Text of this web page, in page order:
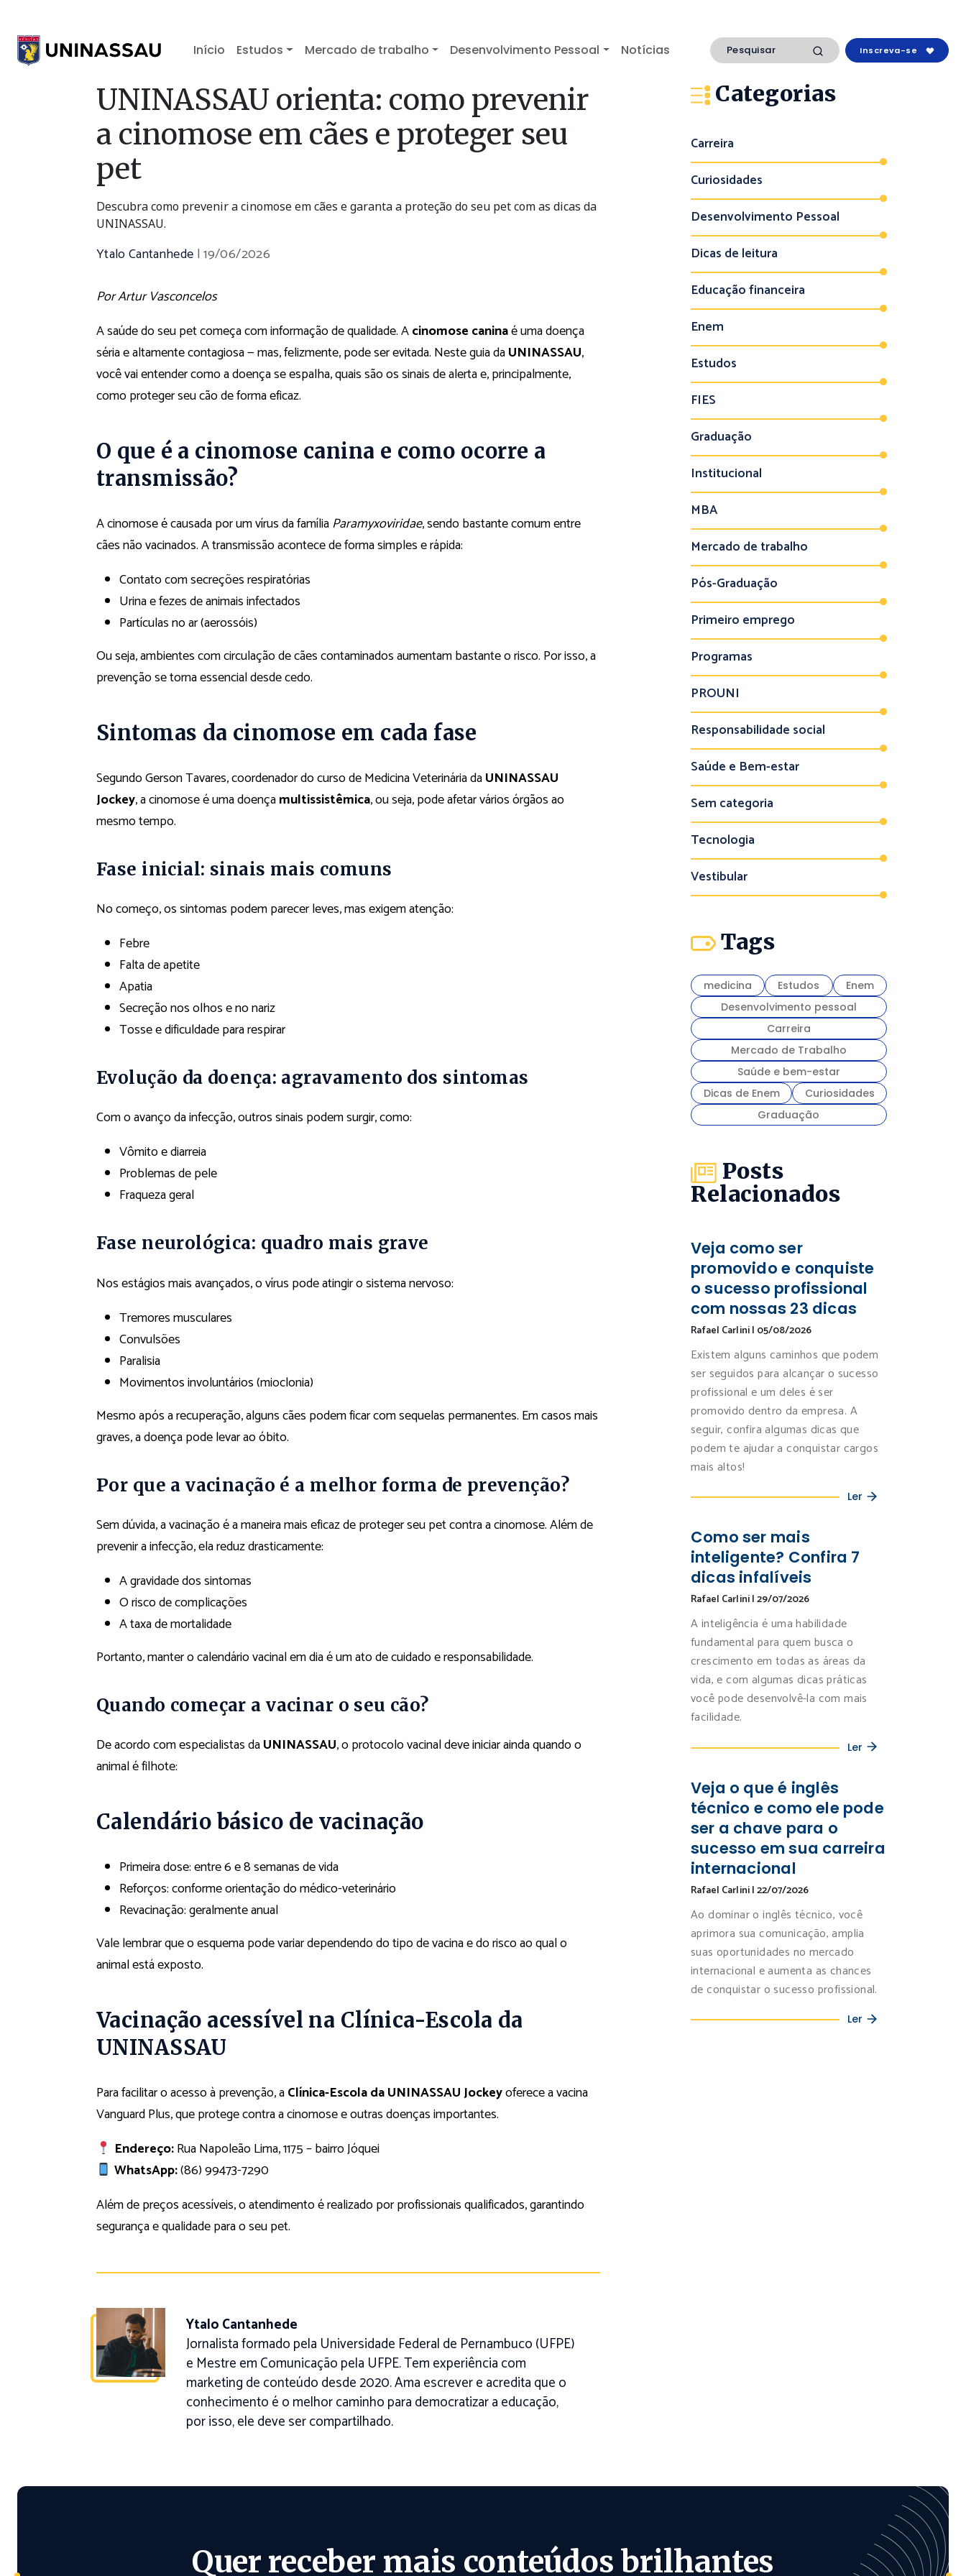
Início Estudos Mercado de trabalho Desenvolvimento Pessoal Notícias Inscreva-se
UNINASSAU orienta: como prevenir
a cinomose em cães e proteger seu
pet
Descubra como prevenir a cinomose em cães e garanta a proteção do seu pet com as dicas da
UNINASSAU.
Ytalo Cantanhede |19/06/2026
Por Artur Vasconcelos
A saúde do seu pet começa com informação de qualidade. Acinomose caninaé uma doença
séria e altamente contagiosa — mas, felizmente, pode ser evitada. Neste guia daUNINASSAU,
você vai entender como a doença se espalha, quais são os sinais de alerta e, principalmente,
como proteger seu cão de forma eficaz.
O que é a cinomose canina e como ocorre a
transmissão?
A cinomose é causada por um vírus da famíliaParamyxoviridae, sendo bastante comum entre
cães não vacinados. A transmissão acontece de forma simples e rápida:
Contato com secreções respiratórias
Urina e fezes de animais infectados
Partículas no ar (aerossóis)
Ou seja, ambientes com circulação de cães contaminados aumentam bastante o risco. Por isso, a
prevenção se torna essencial desde cedo.
Sintomas da cinomose em cada fase
Segundo Gerson Tavares, coordenador do curso de Medicina Veterinária daUNINASSAU
Jockey, a cinomose é uma doençamultissistêmica, ou seja, pode afetar vários órgãos ao
mesmo tempo.
Fase inicial: sinais mais comuns
No começo, os sintomas podem parecer leves, mas exigem atenção:
Febre
Falta de apetite
Apatia
Secreção nos olhos e no nariz
Tosse e dificuldade para respirar
Evolução da doença: agravamento dos sintomas
Com o avanço da infecção, outros sinais podem surgir, como:
Vômito e diarreia
Problemas de pele
Fraqueza geral
Fase neurológica: quadro mais grave
Nos estágios mais avançados, o vírus pode atingir o sistema nervoso:
Tremores musculares
Convulsões
Paralisia
Movimentos involuntários (mioclonia)
Mesmo após a recuperação, alguns cães podem ficar com sequelas permanentes. Em casos mais
graves, a doença pode levar ao óbito.
Por que a vacinação é a melhor forma de prevenção?
Sem dúvida, a vacinação é a maneira mais eficaz de proteger seu pet contra a cinomose. Além de
prevenir a infecção, ela reduz drasticamente:
A gravidade dos sintomas
O risco de complicações
A taxa de mortalidade
Portanto, manter o calendário vacinal em dia é um ato de cuidado e responsabilidade.
Quando começar a vacinar o seu cão?
De acordo com especialistas daUNINASSAU, o protocolo vacinal deve iniciar ainda quando o
animal é filhote:
Calendário básico de vacinação
Primeira dose: entre 6 e 8 semanas de vida
Reforços: conforme orientação do médico-veterinário
Revacinação: geralmente anual
Vale lembrar que o esquema pode variar dependendo do tipo de vacina e do risco ao qual o
animal está exposto.
Vacinação acessível na Clínica-Escola da
UNINASSAU
Para facilitar o acesso à prevenção, aClínica-Escola da UNINASSAU Jockeyoferece a vacina
Vanguard Plus, que protege contra a cinomose e outras doenças importantes.
Endereço:Rua Napoleão Lima, 1175 – bairro Jóquei
WhatsApp:(86) 99473-7290
Além de preços acessíveis, o atendimento é realizado por profissionais qualificados, garantindo
segurança e qualidade para o seu pet.
Ytalo Cantanhede
Jornalista formado pela Universidade Federal de Pernambuco (UFPE)
e Mestre em Comunicação pela UFPE. Tem experiência com
marketing de conteúdo desde 2020. Ama escrever e acredita que o
conhecimento é o melhor caminho para democratizar a educação,
por isso, ele deve ser compartilhado.
Categorias
Carreira
Curiosidades
Desenvolvimento Pessoal
Dicas de leitura
Educação financeira
Enem
Estudos
FIES
Graduação
Institucional
MBA
Mercado de trabalho
Pós-Graduação
Primeiro emprego
Programas
PROUNI
Responsabilidade social
Saúde e Bem-estar
Sem categoria
Tecnologia
Vestibular
Tags
medicina Estudos
Enem
Desenvolvimento pessoal
Carreira
Mercado de Trabalho
Saúde e bem-estar
Dicas de Enem
Curiosidades
Graduação
Posts
Relacionados
Veja como ser
promovido e conquiste
o sucesso profissional
com nossas 23 dicas
Rafael Carlini| 05/08/2026
Existem alguns caminhos que podem
ser seguidos para alcançar o sucesso
profissional e um deles é ser
promovido dentro da empresa. A
seguir, confira algumas dicas que
podem te ajudar a conquistar cargos
mais altos!
Ler
Como ser mais
inteligente? Confira 7
dicas infalíveis
Rafael Carlini|29/07/2026
A inteligência é uma habilidade
fundamental para quem busca o
crescimento em todas as áreas da
vida, e com algumas dicas práticas
você pode desenvolvê-la com mais
facilidade.
Ler
Veja o que é inglês
técnico e como ele pode
ser a chave para o
sucesso em sua carreira
internacional
Rafael Carlini|22/07/2026
Ao dominar o inglês técnico, você
aprimora sua comunicação, amplia
suas oportunidades no mercado
internacional e aumenta as chances
de conquistar o sucesso profissional.
Ler
Quer receber mais conteúdos brilhantes